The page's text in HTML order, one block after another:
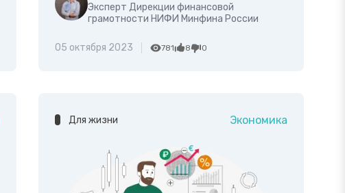
Эксперт Дирекции финансовой
грамотности НИФИ Минфина России
05 октября 2023 781 8 0
Для жизни Экономика